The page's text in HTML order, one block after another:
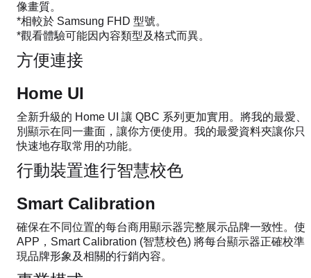
像畫質。
*相較於 Samsung FHD 型號。
*觀看體驗可能因內容類型及格式而異。
方便連接
Home UI
全新升級的 Home UI 讓 QBC 系列更加實用。將我的最愛
別顯示在同一畫面，讓你方便使用。我的最愛資料夾讓你只
快速地存取常用的功能。
行動裝置進行智慧校色
Smart Calibration
確保在不同位置的每台商用顯示器完整展示品牌一致性。使
APP，Smart Calibration (智慧校色) 將每台顯示器正確校準
現品牌形象及相關的行銷內容。